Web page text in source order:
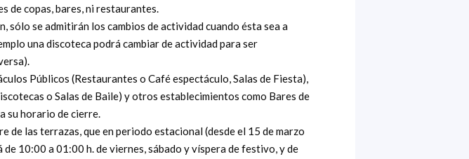
de copas, bares, ni restaurantes.
sólo se admitirán los cambios de actividad cuando ésta sea a
una discoteca podrá cambiar de actividad para ser
Públicos (Restaurantes o Café espectáculo, Salas de Fiesta),
o Salas de Baile) y otros establecimientos como Bares de
su horario de cierre.
de las terrazas, que en periodo estacional (desde el 15 de marzo
10:00 a 01:00 h. de viernes, sábado y víspera de festivo, y de